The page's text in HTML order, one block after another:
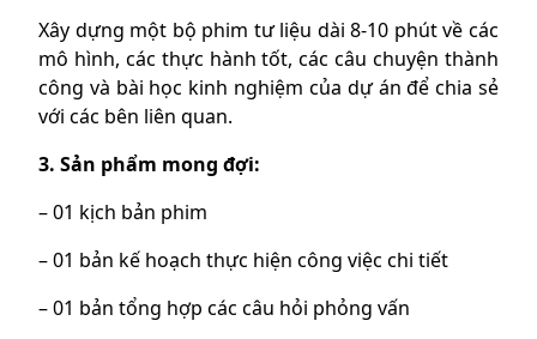
Xây dựng một bộ phim tư liệu dài 8-10 phút về các
mô hình, các thực hành tốt, các câu chuyện thành
công và bài học kinh nghiệm của dự án để chia sẻ
với các bên liên quan.
3. Sản phẩm mong đợi:
– 01 kịch bản phim
– 01 bản kế hoạch thực hiện công việc chi tiết
– 01 bản tổng hợp các câu hỏi phỏng vấn